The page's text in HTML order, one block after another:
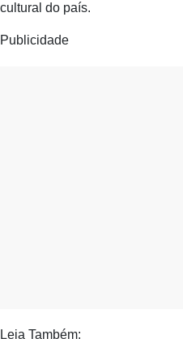
cultural do país.
Publicidade
Leia Também: